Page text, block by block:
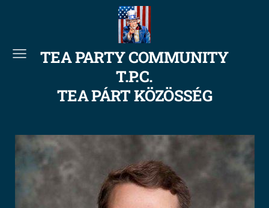
TEA PARTY COMMUNITY
T.P.C.
TEA PÁRT KÖZÖSSÉG